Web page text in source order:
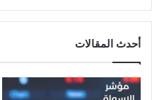
أحدث المقالات